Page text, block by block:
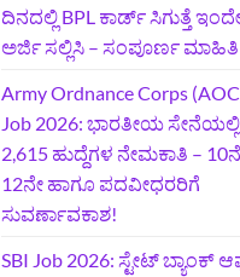
ದಿನದಲ್ಲಿ BPL ಕಾರ್ಡ್ ಸಿಗುತ್ತೆ
ಅರ್ಜಿ ಸಲ್ಲಿಸಿ – ಸಂಪೂರ್ಣ ಮಾಹಿತಿ
Army Ordnance Corps
Job 2026: ಭಾರತೀಯ ಸೇನೆಯಲ್ಲಿ
2,615 ಹುದ್ದೆಗಳ ನೇಮಕಾತಿ –
12ನೇ ಹಾಗೂ ಪದವೀಧರರಿಗೆ
ಸುವರ್ಣಾವಕಾಶ!
SBI Job 2026: ಸ್ಟೇಟ್ ಬ್ಯಾಂಕ್